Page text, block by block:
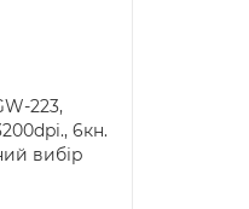
223,
6кн.
вибір